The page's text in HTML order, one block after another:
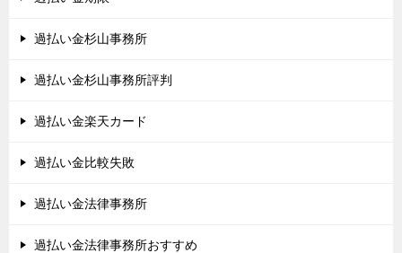
過払い金杉山事務所
過払い金杉山事務所評判
過払い金楽天カード
過払い金比較失敗
過払い金法律事務所
過払い金法律事務所おすすめ